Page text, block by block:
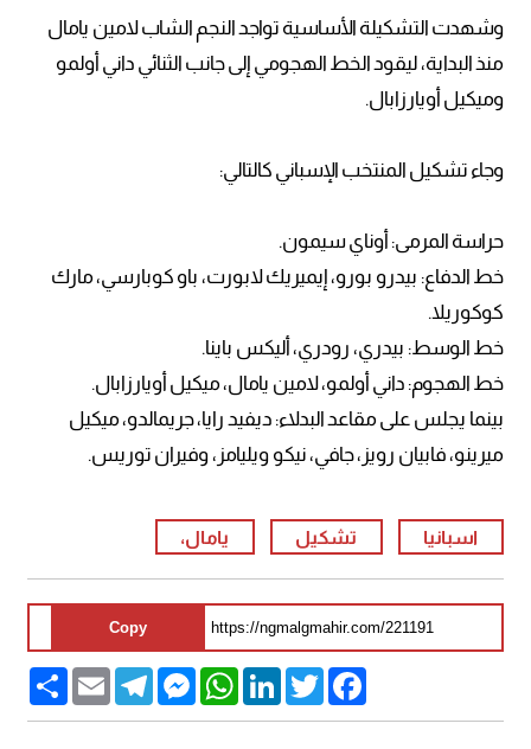
وشهدت التشكيلة الأساسية تواجد النجم الشاب لامين يامال
منذ البداية، ليقود الخط الهجومي إلى جانب الثنائي داني أولمو
وميكيل أويارزابال.
وجاء تشكيل المنتخب الإسباني كالتالي:
حراسة المرمى: أوناي سيمون.
خط الدفاع: بيدرو بورو، إيميريك لابورت، باو كوبارسي، مارك
كوكوريلا.
خط الوسط: بيدري، رودري، أليكس باينا.
خط الهجوم: داني أولمو، لامين يامال، ميكيل أويارزابال.
بينما يجلس على مقاعد البدلاء: ديفيد رايا، جريمالدو، ميكيل
ميرينو، فابيان رويز، جافي، نيكو ويليامز، وفيران توريس.
اسبانيا تشكيل يامال،
Copy
Share Email
TelegramMessengerWhatsAppLinkedInTwitter
Facebook